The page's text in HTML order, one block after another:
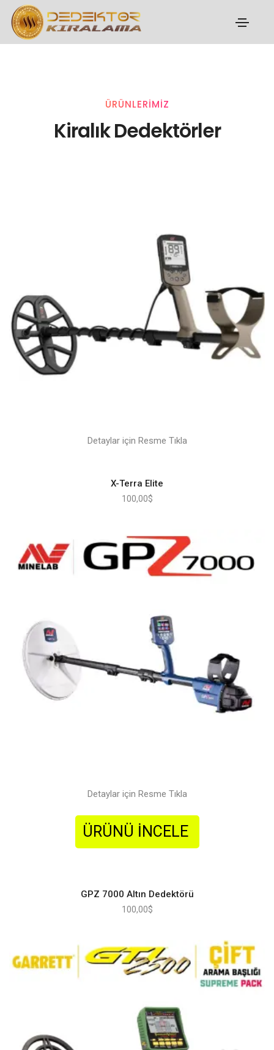
ÜRÜNLERİMİZ
Kiralık Dedektörler
Detaylar için Resme Tıkla
X-Terra Elite
100,00$
Detaylar için Resme Tıkla
ÜRÜNÜ İNCELE
GPZ 7000 Altın Dedektörü
100,00$